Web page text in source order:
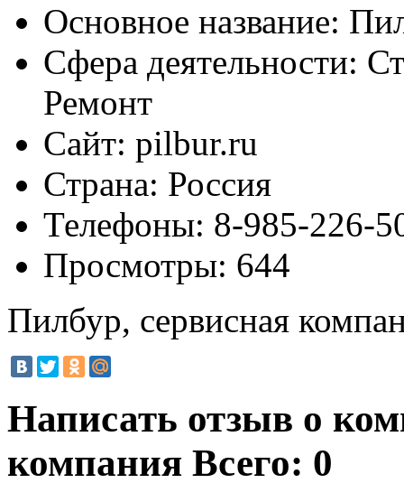
Основное название:
Сфера деятельности:
Ремонт
Сайт: pilbur.ru
Страна: Россия
Телефоны: 8-985-226-
Просмотры: 644
Пилбур, сервисная
Написать отзыв о
компания Всего: 0